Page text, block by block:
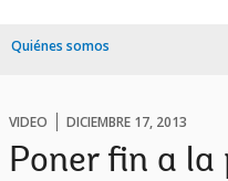
Quiénes somos
VIDEO DICIEMBRE 17, 2013
Poner fin a la